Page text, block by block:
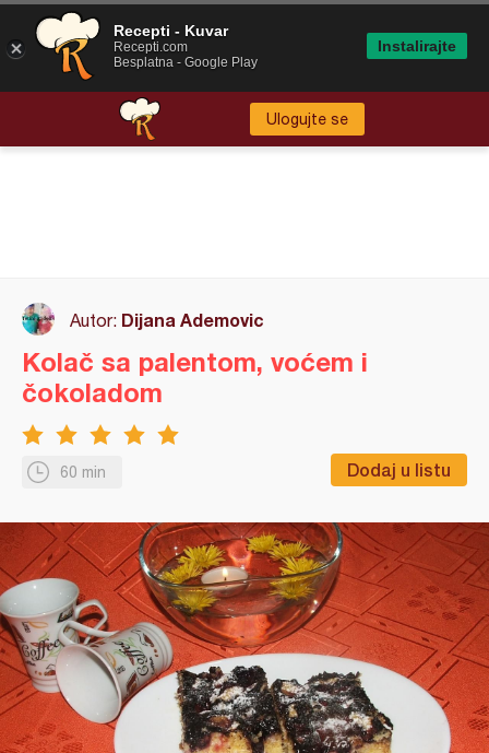
Ulogujte se
Autor: Dijana Ademovic
60 min Dodaj u listu
Kolač sa palentom, voćem i
čokoladom
Recepti - Kuvar
Recepti.com
Besplatna - Google Play
Instalirajte